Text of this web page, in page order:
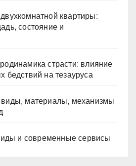
квартиры:
состояние и
страсти: влияние
бедствий на тезауруса
материалы, механизмы
и современные сервисы